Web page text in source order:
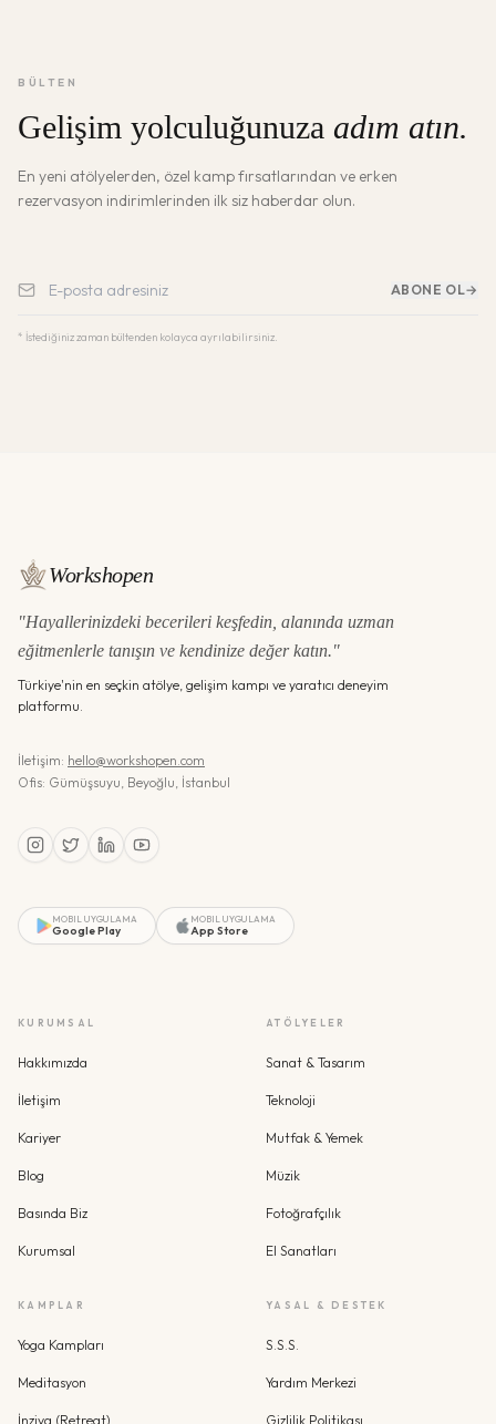
BÜLTEN
Gelişim yolculuğunuza adım atın.
En yeni atölyelerden, özel kamp fırsatlarından ve erken
rezervasyon indirimlerinden ilk siz haberdar olun.
ABONE OL→
* İstediğiniz zaman bültenden kolayca ayrılabilirsiniz.
Workshopen
"Hayallerinizdeki becerileri keşfedin, alanında uzman
eğitmenlerle tanışın ve kendinize değer katın."
Türkiye'nin en seçkin atölye, gelişim kampı ve yaratıcı deneyim
platformu.
İletişim: hello@workshopen.com
Ofis: Gümüşsuyu, Beyoğlu, İstanbul
MOBIL UYGULAMA
Google Play
MOBIL UYGULAMA
App Store
KURUMSAL
Hakkımızda
İletişim
Kariyer
Blog
Basında Biz
Kurumsal
ATÖLYELER
Sanat & Tasarım
Teknoloji
Mutfak & Yemek
Müzik
Fotoğrafçılık
El Sanatları
KAMPLAR
Yoga Kampları
Meditasyon
İnziva (Retreat)
YASAL & DESTEK
S.S.S.
Yardım Merkezi
Gizlilik Politikası